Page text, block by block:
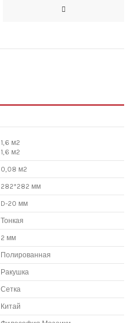
1,6 м2
1,6 м2
0,08 м2
282*282 мм
D-20 мм
Тонкая
2 мм
Полированная
Ракушка
Сетка
Китай